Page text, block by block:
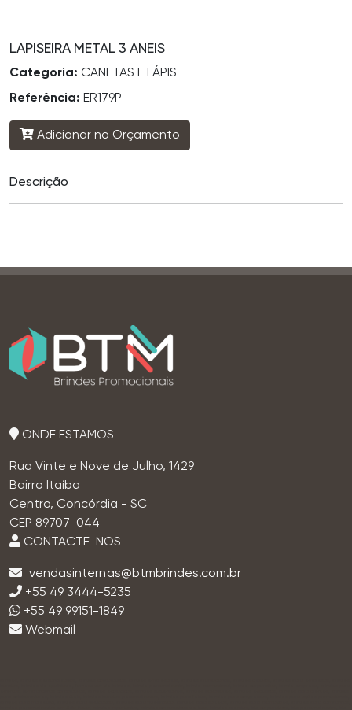
LAPISEIRA METAL 3 ANEIS
Categoria: CANETAS E LÁPIS
Referência: ER179P
Adicionar no Orçamento
Descrição
ONDE ESTAMOS
Rua Vinte e Nove de Julho, 1429
Bairro Itaíba
Centro, Concórdia - SC
CEP 89707-044
CONTACTE-NOS
+55 49 3444-5235
+55 49 99151-1849
Webmail